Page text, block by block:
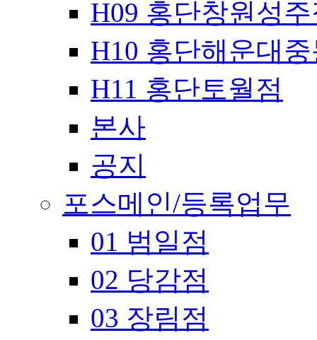
H09 홍단창원성
H10 홍단해운대
H11 홍단토월점
본사
공지
포스메인/등록업무
01 범일점
02 당감점
03 장림점